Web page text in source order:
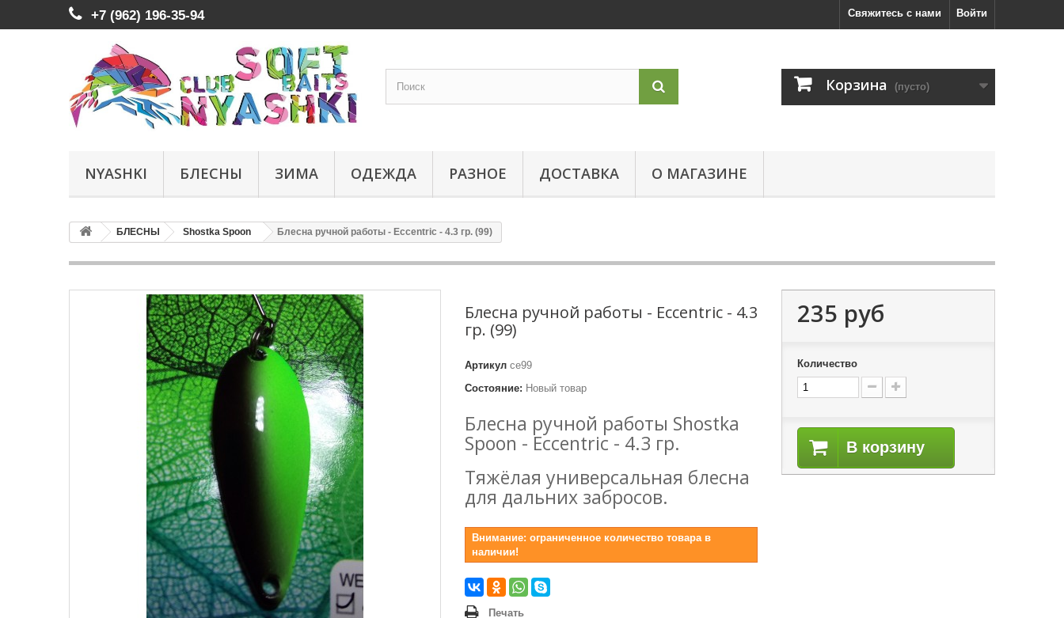
Войти
Свяжитесь с нами
+7 (962) 196-35-94
Корзина (пусто)
NYASHKI БЛЕСНЫ ЗИМА ОДЕЖДА РАЗНОЕ ДОСТАВКА О МАГАЗИНЕ
БЛЕСНЫ Shostka Spoon Блесна ручной работы - Eccentric - 4.3 гр. (99)
Блесна ручной работы - Eccentric - 4.3
гр. (99)
Артикул се99
Состояние: Новый товар
Блесна ручной работы Shostka
Spoon - Eccentric - 4.3 гр.
Тяжёлая универсальная блесна
для дальних забросов.
Внимание: ограниченное количество товара в
наличии!
Печать
235 руб
Количество
В корзину